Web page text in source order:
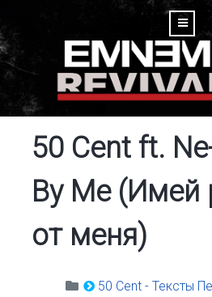
50 Cent ft.
By Me (Имей
от меня)
50 Cent - Тексты